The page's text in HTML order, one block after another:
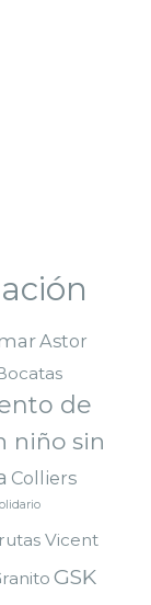
Astor
de
niño sin
Colliers
Vicent
GSK